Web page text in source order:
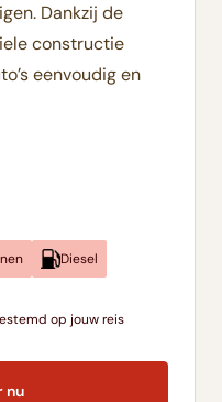
Dankzij de
constructie
eenvoudig en
Diesel
nu